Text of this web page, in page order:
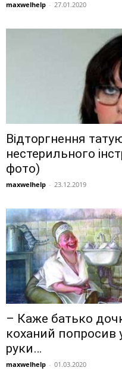
maxwelhelp - 27.01.2020
Відторгнення
нестерильного
фото)
maxwelhelp - 23.12.2019
– Каже батько
коханий попросив
руки…
maxwelhelp - 01.03.2020